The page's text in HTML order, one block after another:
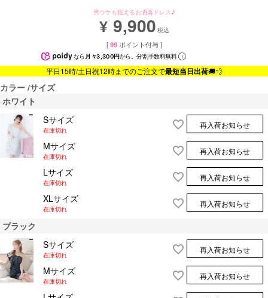
男ウケも狙えるお洒落ドレス♪
¥ 9,900 税込
[ 99 ポイント付与 ]
なら月々3,300円から。分割手数料無料
平日15時/土日祝12時までのご注文で最短当日出荷🚚💨
カラー サイズ
ホワイト
Sサイズ
在庫切れ
再入荷お知らせ
Mサイズ
在庫切れ
再入荷お知らせ
Lサイズ
在庫切れ
再入荷お知らせ
XLサイズ
在庫切れ
再入荷お知らせ
ブラック
Sサイズ
在庫切れ
再入荷お知らせ
Mサイズ
在庫切れ
再入荷お知らせ